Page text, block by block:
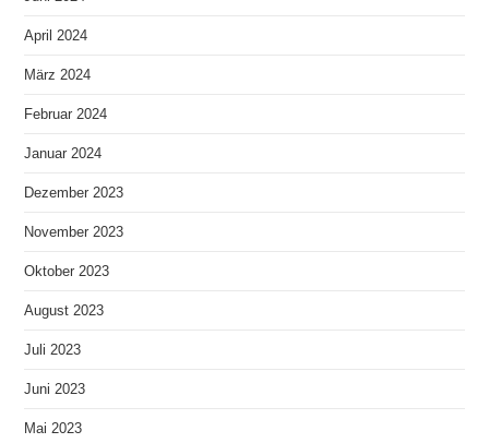
April 2024
März 2024
Februar 2024
Januar 2024
Dezember 2023
November 2023
Oktober 2023
August 2023
Juli 2023
Juni 2023
Mai 2023